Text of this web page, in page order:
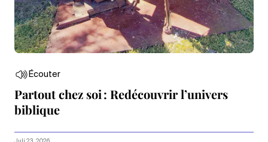
Écouter
Partout chez soi : Redécouvrir l’univers
biblique